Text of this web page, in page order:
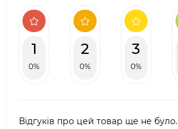
1
0%
2
0%
3
0%
Відгуків про цей товар ще не було.